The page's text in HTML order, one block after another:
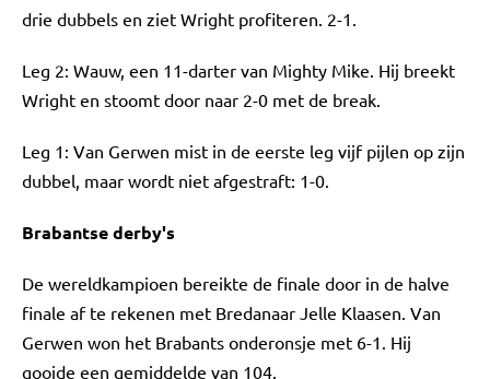
drie dubbels en ziet Wright profiteren. 2-1.
Leg 2: Wauw, een 11-darter van Mighty Mike. Hij breekt
Wright en stoomt door naar 2-0 met de break.
Leg 1: Van Gerwen mist in de eerste leg vijf pijlen op zijn
dubbel, maar wordt niet afgestraft: 1-0.
Brabantse derby's
De wereldkampioen bereikte de finale door in de halve
finale af te rekenen met Bredanaar Jelle Klaasen. Van
Gerwen won het Brabants onderonsje met 6-1. Hij
gooide een gemiddelde van 104.